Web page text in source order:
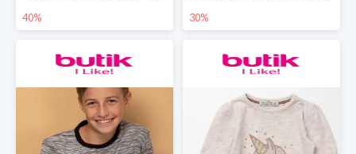
40% 30%